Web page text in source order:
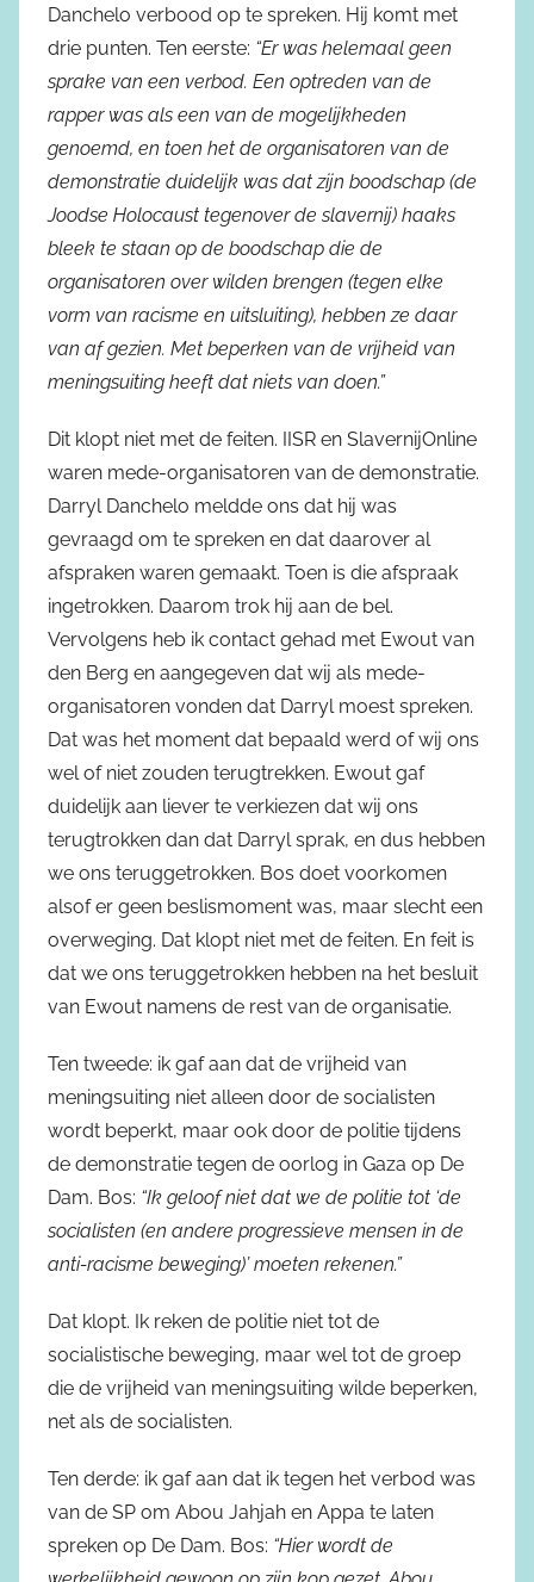
Danchelo verbood op te spreken. Hij komt met
drie punten. Ten eerste: “Er was helemaal geen
sprake van een verbod. Een optreden van de
rapper was als een van de mogelijkheden
genoemd, en toen het de organisatoren van de
demonstratie duidelijk was dat zijn boodschap (de
Joodse Holocaust tegenover de slavernij) haaks
bleek te staan op de boodschap die de
organisatoren over wilden brengen (tegen elke
vorm van racisme en uitsluiting), hebben ze daar
van af gezien. Met beperken van de vrijheid van
meningsuiting heeft dat niets van doen.”
Dit klopt niet met de feiten. IISR en SlavernijOnline
waren mede-organisatoren van de demonstratie.
Darryl Danchelo meldde ons dat hij was
gevraagd om te spreken en dat daarover al
afspraken waren gemaakt. Toen is die afspraak
ingetrokken. Daarom trok hij aan de bel.
Vervolgens heb ik contact gehad met Ewout van
den Berg en aangegeven dat wij als mede-
organisatoren vonden dat Darryl moest spreken.
Dat was het moment dat bepaald werd of wij ons
wel of niet zouden terugtrekken. Ewout gaf
duidelijk aan liever te verkiezen dat wij ons
terugtrokken dan dat Darryl sprak, en dus hebben
we ons teruggetrokken. Bos doet voorkomen
alsof er geen beslismoment was, maar slecht een
overweging. Dat klopt niet met de feiten. En feit is
dat we ons teruggetrokken hebben na het besluit
van Ewout namens de rest van de organisatie.
Ten tweede: ik gaf aan dat de vrijheid van
meningsuiting niet alleen door de socialisten
wordt beperkt, maar ook door de politie tijdens
de demonstratie tegen de oorlog in Gaza op De
Dam. Bos: “Ik geloof niet dat we de politie tot ‘de
socialisten (en andere progressieve mensen in de
anti-racisme beweging)’ moeten rekenen.”
Dat klopt. Ik reken de politie niet tot de
socialistische beweging, maar wel tot de groep
die de vrijheid van meningsuiting wilde beperken,
net als de socialisten.
Ten derde: ik gaf aan dat ik tegen het verbod was
van de SP om Abou Jahjah en Appa te laten
spreken op De Dam. Bos: “Hier wordt de